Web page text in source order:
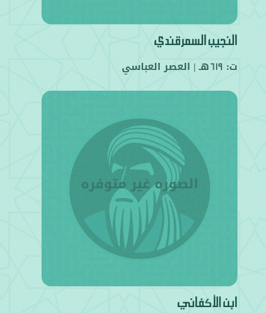
النجيب السمرقندي
ت: 619هـ | العصر العباسي
ابن الأكفاني